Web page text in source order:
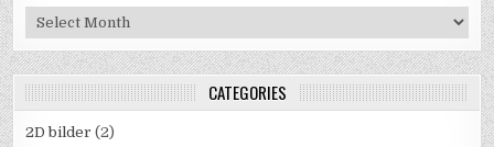
Arkiv
CATEGORIES
2D bilder (2)